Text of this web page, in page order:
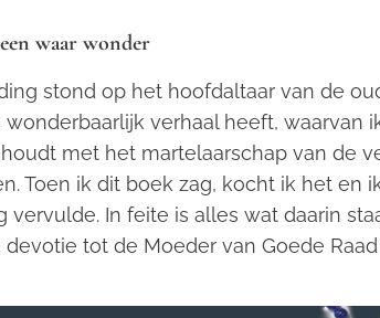
waar wonder
stond op het hoofdaltaar van de
verhaal heeft, waarvan
met het martelaarschap van de
Toen ik dit boek zag, kocht ik het en
vervulde. In feite is alles wat daarin
tot de Moeder van Goede